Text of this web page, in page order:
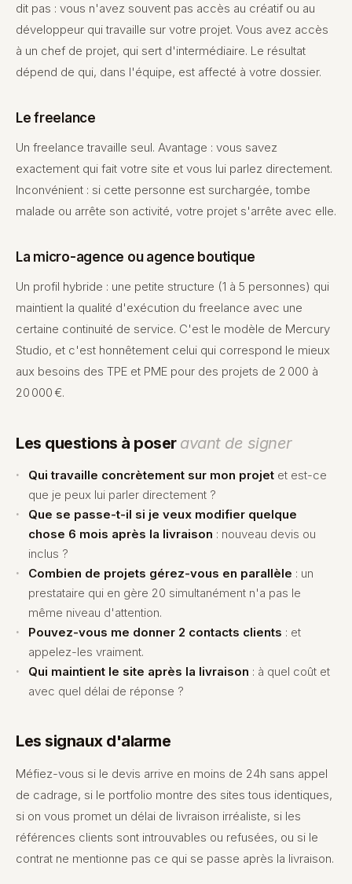
dit pas : vous n'avez souvent pas accès au créatif ou au
développeur qui travaille sur votre projet. Vous avez accès
à un chef de projet, qui sert d'intermédiaire. Le résultat
dépend de qui, dans l'équipe, est affecté à votre dossier.
Le freelance
Un freelance travaille seul. Avantage : vous savez
exactement qui fait votre site et vous lui parlez directement.
Inconvénient : si cette personne est surchargée, tombe
malade ou arrête son activité, votre projet s'arrête avec elle.
La micro-agence ou agence boutique
Un profil hybride : une petite structure (1 à 5 personnes) qui
maintient la qualité d'exécution du freelance avec une
certaine continuité de service. C'est le modèle de Mercury
Studio, et c'est honnêtement celui qui correspond le mieux
aux besoins des TPE et PME pour des projets de 2 000 à
20 000 €.
Les questions à poser avant de signer
Qui travaille concrètement sur mon projet et est-ce
que je peux lui parler directement ?
Que se passe-t-il si je veux modifier quelque
chose 6 mois après la livraison : nouveau devis ou
inclus ?
Combien de projets gérez-vous en parallèle : un
prestataire qui en gère 20 simultanément n'a pas le
même niveau d'attention.
Pouvez-vous me donner 2 contacts clients : et
appelez-les vraiment.
Qui maintient le site après la livraison : à quel coût et
avec quel délai de réponse ?
Les signaux d'alarme
Méfiez-vous si le devis arrive en moins de 24h sans appel
de cadrage, si le portfolio montre des sites tous identiques,
si on vous promet un délai de livraison irréaliste, si les
références clients sont introuvables ou refusées, ou si le
contrat ne mentionne pas ce qui se passe après la livraison.